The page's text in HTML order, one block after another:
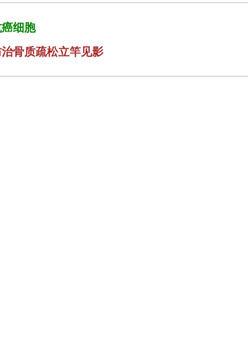
细胞
骨质疏松立竿见影